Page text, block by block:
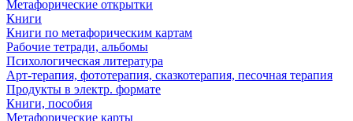
Метафорические открытки
Книги
Книги по метафорическим картам
Рабочие тетради, альбомы
Психологическая литература
Арт-терапия, фототерапия, сказкотерапия, песочная терапия
Продукты в электр. формате
Книги, пособия
Метафорические карты